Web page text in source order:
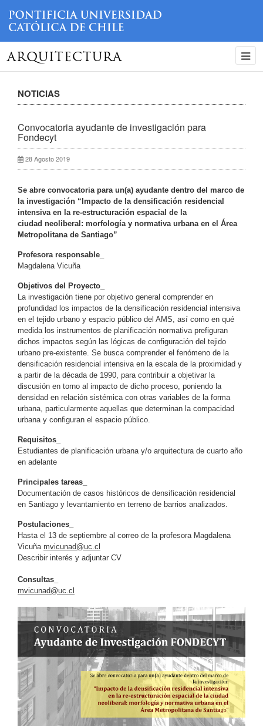
ARQUITECTURA
NOTICIAS
Convocatoria ayudante de investigación para
Fondecyt
28 Agosto 2019
Se abre convocatoria para un(a) ayudante dentro del marco de
la investigación “Impacto de la densificación residencial
intensiva en la re-estructuración espacial de la
ciudad neoliberal: morfología y normativa urbana en el Área
Metropolitana de Santiago”
Profesora responsable_
Magdalena Vicuña
Objetivos del Proyecto_
La investigación tiene por objetivo general comprender en
profundidad los impactos de la densificación residencial intensiva
en el tejido urbano y espacio público del AMS, así como en qué
medida los instrumentos de planificación normativa prefiguran
dichos impactos según las lógicas de configuración del tejido
urbano pre-existente. Se busca comprender el fenómeno de la
densificación residencial intensiva en la escala de la proximidad y
a partir de la década de 1990, para contribuir a objetivar la
discusión en torno al impacto de dicho proceso, poniendo la
densidad en relación sistémica con otras variables de la forma
urbana, particularmente aquellas que determinan la compacidad
urbana y configuran el espacio público.
Requisitos_
Estudiantes de planificación urbana y/o arquitectura de cuarto año
en adelante
Principales tareas_
Documentación de casos históricos de densificación residencial
en Santiago y levantamiento en terreno de barrios analizados.
Postulaciones_
Hasta el 13 de septiembre al correo de la profesora Magdalena
Vicuña mvicunad@uc.cl
Describir interés y adjuntar CV
Consultas_
mvicunad@uc.cl